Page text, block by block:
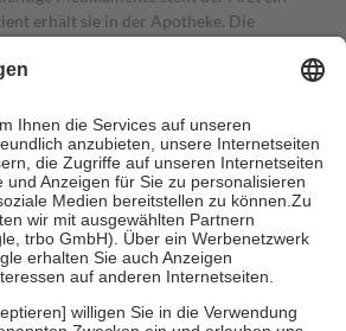
erhält sie in der Apotheke. Die
trägt einen Teil davon als Zuzahlung
Zuzahlungen in Höhe von zehn
mindestensjedochfünf Euround
sind jedoch nie mehr als die tatsächlichen
entrichten.
auch für Online-Apotheken.
Krankenpflege beträgt die
der Kosten sowie zehn Euro je
Versicherten für ihre eigene Gesundheit zu